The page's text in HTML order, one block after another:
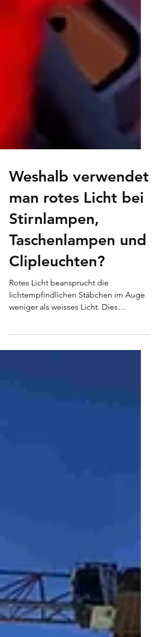
Weshalb verwendet
man rotes Licht bei
Stirnlampen,
Taschenlampen und
Clipleuchten?
Rotes Licht beansprucht die
lichtempfindlichen Stäbchen im Auge
die...